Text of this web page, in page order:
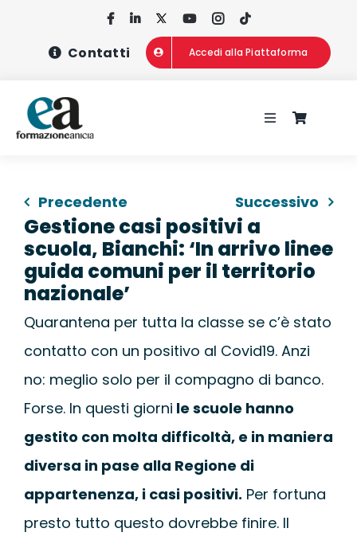
Contatti Accedi alla Piattaforma
Toggle
CHI SIAMO
CONCORSI
CORSI DI
SERVIZI PER
Precedente Successivo
Gestione casi positivi a
scuola, Bianchi: ‘In arrivo linee
guida comuni per il territorio
nazionale’
Quarantena per tutta la classe se c’è stato
contatto con un positivo al Covid19. Anzi
no: meglio solo per il compagno di banco.
Forse. In questi giorni le scuole hanno
gestito con molta difficoltà, e in maniera
diversa in pase alla Regione di
appartenenza, i casi positivi. Per fortuna
presto tutto questo dovrebbe finire. Il